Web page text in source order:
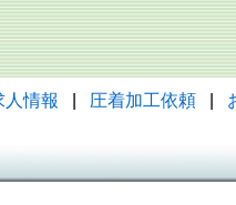
人情報 圧着加工依頼